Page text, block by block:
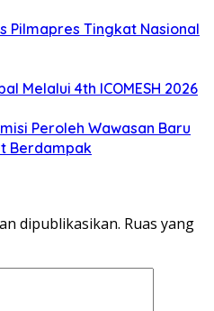
Pilmapres Tingkat Nasional
Melalui 4th ICOMESH 2026
Peroleh Wawasan Baru
Berdampak
dipublikasikan. Ruas yang